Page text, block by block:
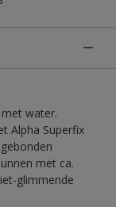
water.
Alpha Superfix
met ca.
glimmende